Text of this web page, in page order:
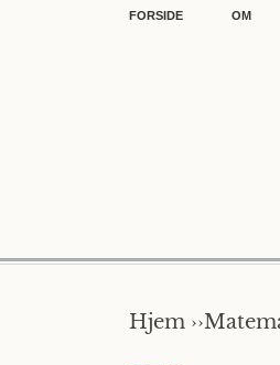
FORSIDE OM
Hjem ››